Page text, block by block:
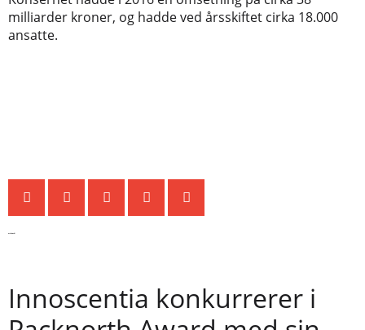
milliarder kroner, og hadde ved årsskiftet cirka 18.000
ansatte.
Innoscentia konkurrerer i